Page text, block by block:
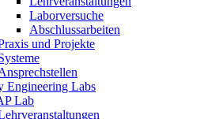
Laborversuche
Abschlussarbeiten
und Projekte
Engineering Labs
Lab